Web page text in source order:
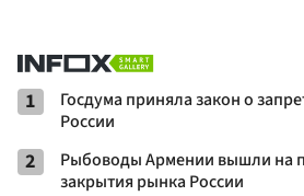
1
Госдума приняла закон о
России
2
Рыбоводы Армении вышли на
закрытия рынка России